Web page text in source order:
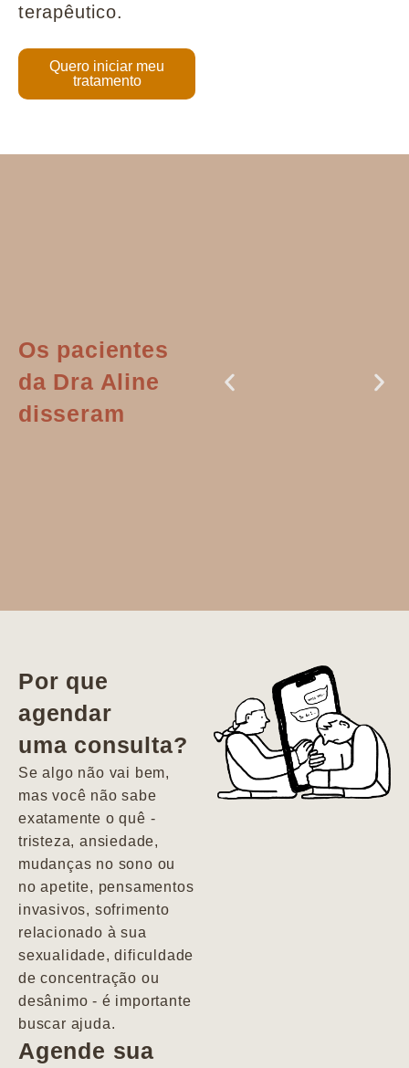
terapêutico.
Quero iniciar meu
tratamento
Os pacientes
da Dra Aline
disseram
vida. Ela me
encontrou num
estado misto de
depressão e
agitação com
pensamentos
Por que
agendar
uma consulta?
Se algo não vai bem,
mas você não sabe
exatamente o quê -
tristeza, ansiedade,
mudanças no sono ou
no apetite, pensamentos
invasivos, sofrimento
relacionado à sua
sexualidade, dificuldade
de concentração ou
desânimo - é importante
buscar ajuda.
Agende sua